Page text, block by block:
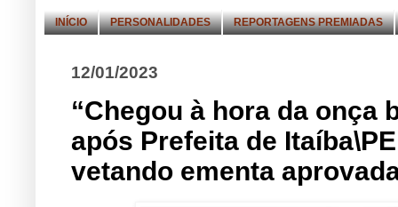
INÍCIO PERSONALIDADES REPORTAGENS PREMIADAS
12/01/2023
“Chegou à hora da onça
após Prefeita de
vetando ementa